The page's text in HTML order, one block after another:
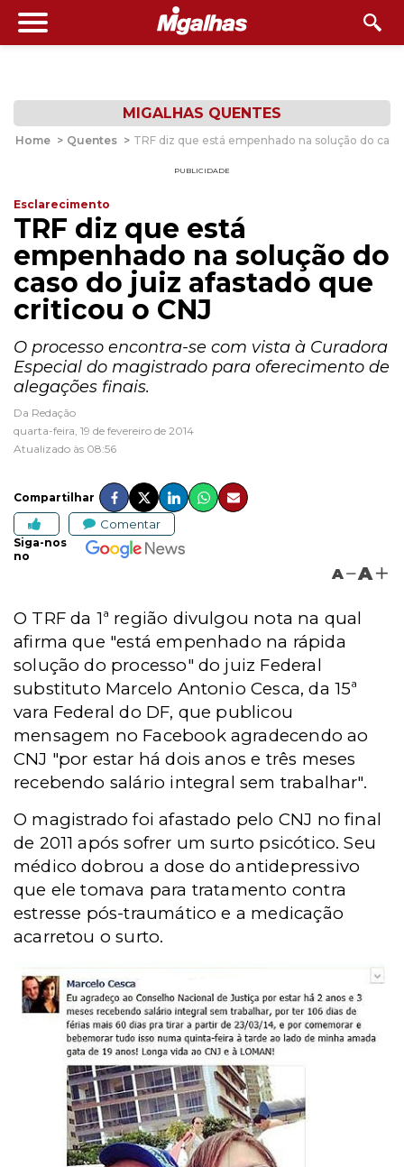
MIGALHAS QUENTES
Home > Quentes > TRF diz que está empenhado na solução do
PUBLICIDADE
Esclarecimento
TRF diz que está
empenhado na solução do
caso do juiz afastado que
criticou o CNJ
O processo encontra-se com vista à Curadora
Especial do magistrado para oferecimento de
alegações finais.
Da Redação
quarta-feira, 19 de fevereiro de 2014
Atualizado às 08:56
Compartilhar
Comentar
Siga-nos
no
A A
O TRF da 1ª região divulgou nota na qual
afirma que "está empenhado na rápida
solução do processo" do juiz Federal
substituto Marcelo Antonio Cesca, da 15ª
vara Federal do DF, que publicou
mensagem no Facebook agradecendo ao
CNJ "por estar há dois anos e três meses
recebendo salário integral sem trabalhar".
O magistrado foi afastado pelo CNJ no final
de 2011 após sofrer um surto psicótico. Seu
médico dobrou a dose do antidepressivo
que ele tomava para tratamento contra
estresse pós-traumático e a medicação
acarretou o surto.